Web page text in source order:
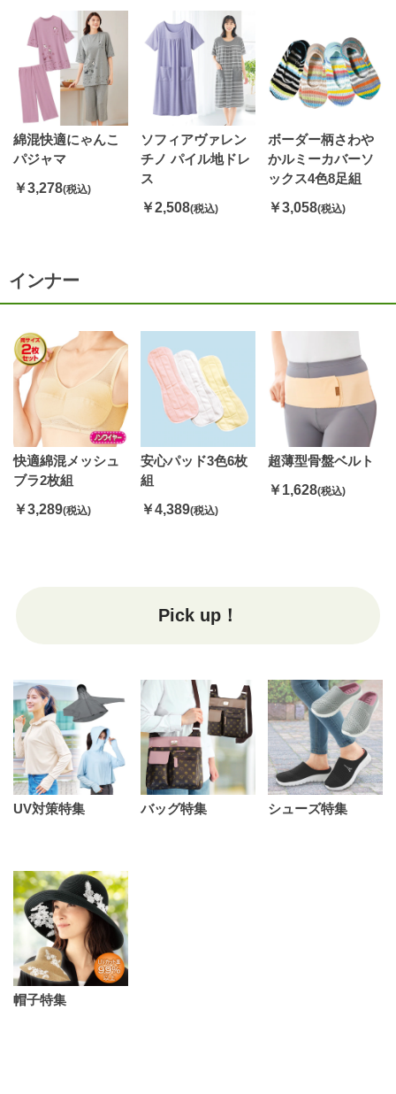
綿混快適にゃんこ
パジャマ
￥3,278(税込)
ソフィアヴァレン
チノ パイル地ドレ
ス
￥2,508(税込)
ボーダー柄さわや
かルミーカバーソ
ックス4色8足組
￥3,058(税込)
インナー
快適綿混メッシュ
ブラ2枚組
￥3,289(税込)
安心パッド3色6枚
組
￥4,389(税込)
超薄型骨盤ベルト
￥1,628(税込)
Pick up！
UV対策特集 バッグ特集 シューズ特集
帽子特集